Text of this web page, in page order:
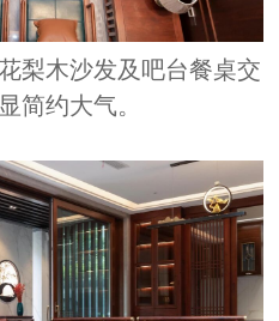
梨木沙发及吧台餐桌交
简约大气。